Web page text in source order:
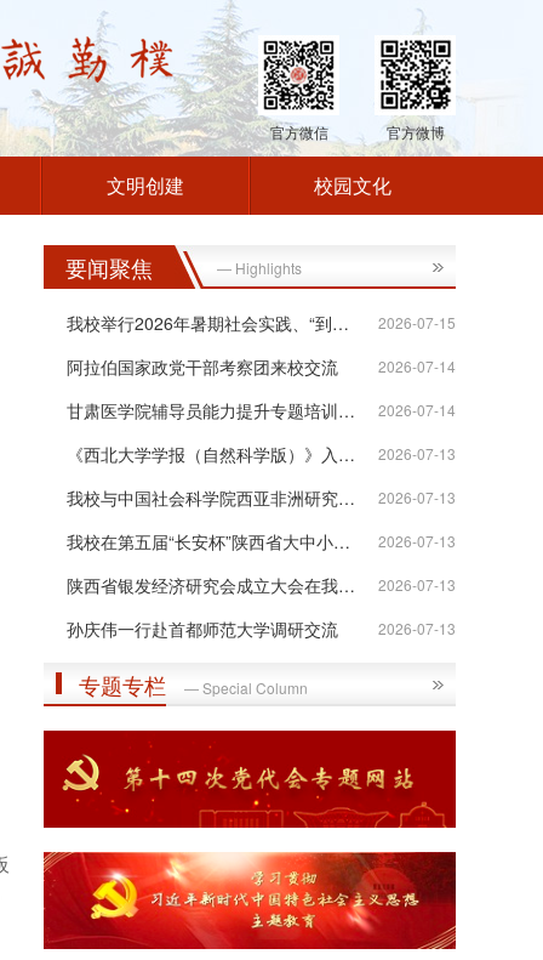
官方微信 官方微博
文明创建 校园文化
要闻聚焦 — Highlights
2026-07-15
我校举行2026年暑期社会实践、“到延安...
2026-07-14
阿拉伯国家政党干部考察团来校交流
2026-07-14
甘肃医学院辅导员能力提升专题培训班在...
2026-07-13
《西北大学学报（自然科学版）》入选“...
2026-07-13
我校与中国社会科学院西亚非洲研究所签...
2026-07-13
我校在第五届“长安杯”陕西省大中小学...
2026-07-13
陕西省银发经济研究会成立大会在我校举行
2026-07-13
孙庆伟一行赴首都师范大学调研交流
专题专栏 — Special Column